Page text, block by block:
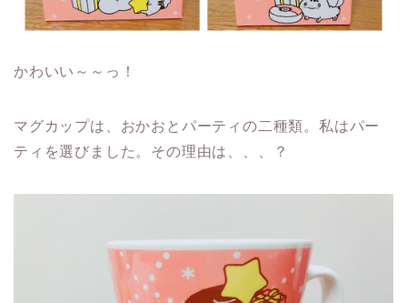
かわいい～～っ！
マグカップは、おかおとパーティの二種類。私はパー
ティを選びました。その理由は、、、？